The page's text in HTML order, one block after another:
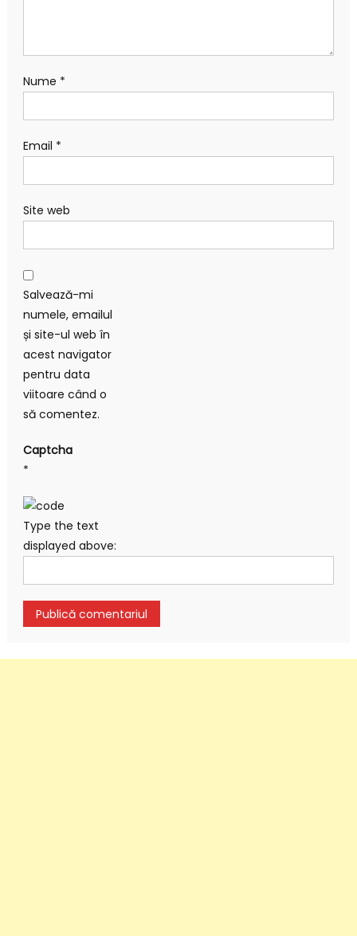
Nume *
Email *
Site web
Salvează-mi
numele, emailul
și site-ul web în
acest navigator
pentru data
viitoare când o
să comentez.
Captcha
*
Type the text
displayed above: